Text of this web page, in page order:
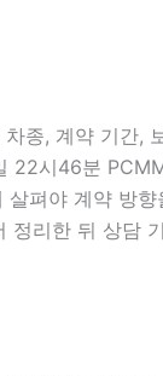
종, 계약 기간,
시46분
펴야 계약 방
리한 뒤 상담